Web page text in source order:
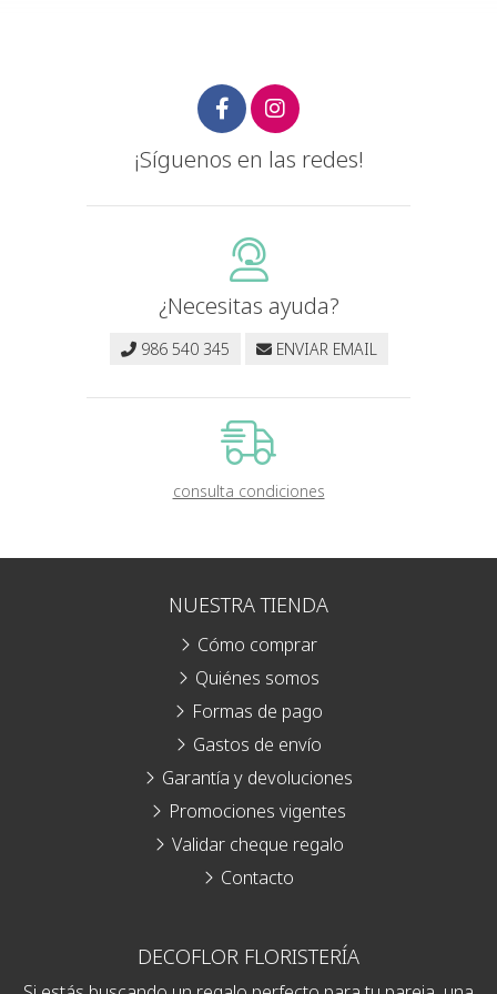
¡Síguenos en las redes!
¿Necesitas ayuda?
986 540 345 ENVIAR EMAIL
consulta condiciones
DECOFLOR FLORISTERÍA
NUESTRA TIENDA
Cómo comprar
Quiénes somos
Formas de pago
Gastos de envío
Garantía y devoluciones
Promociones vigentes
Validar cheque regalo
Contacto